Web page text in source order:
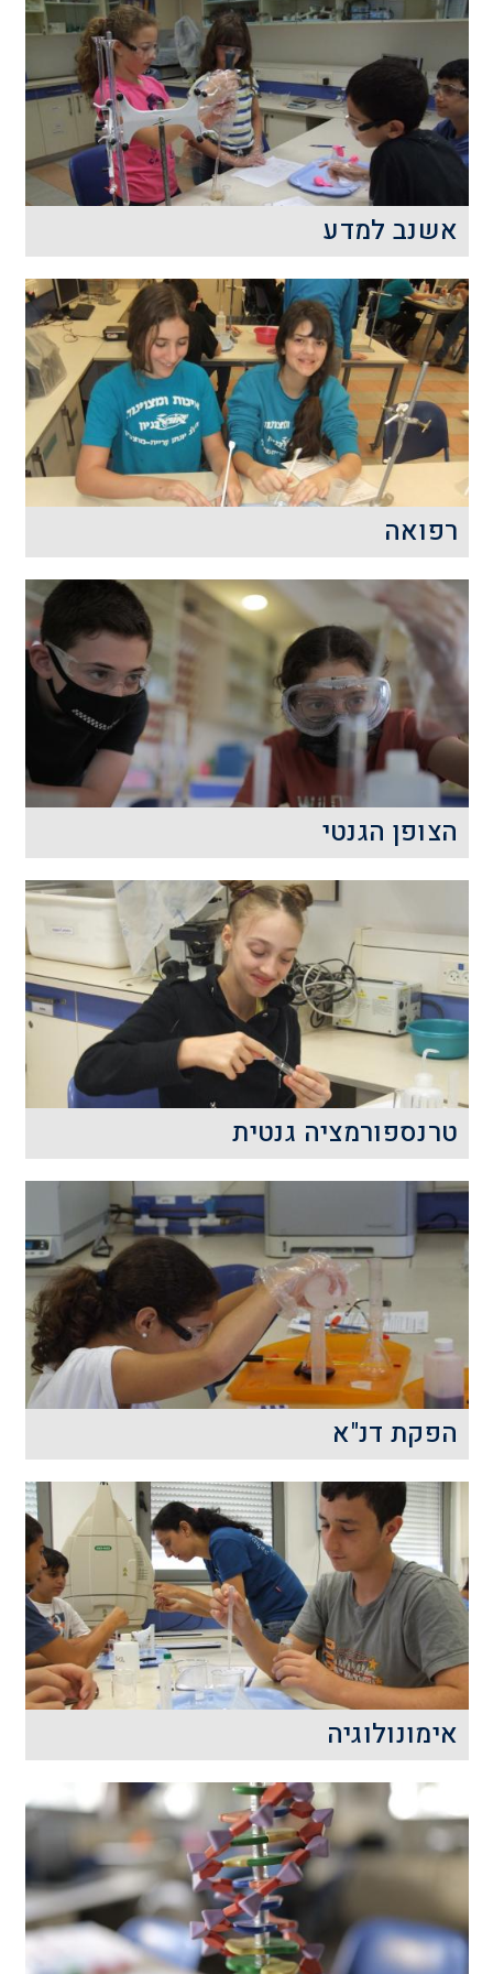
החיים, וגם לנו, בני האדם.
קרא עוד
חשיפה לתחומי המדעים בגילאים צעירים
מהווה כר נרחב ומבוסס לרכישת ידע מעמיק
ונרחב בתחומים אלו ולהבנת העולם
הטכנולוגי והמדעי בו אנו חיים.
קרא עוד
אשנב למדע
עולם הרפואה של ימינו משתנה ומתחדש
ובמהלך סדנת הרפואה ננסה לצלול לתוכו
רק לרגע, כדי להבין מהו הקסם הרפואי
שאנחנו לומדים ממנו בכל יום מחדש.
קרא עוד
רפואה
איך ארבע אותיות הופכות אותנו, בני האדם,
להיות דומים ושונים כל כך משימפנזות בעת
ובעונה אחת?
קרא עוד
הצופן הגנטי
טרנספורמציה גנטית היא יצירת שינוי גנטי
בתא על-ידי החדרה של דנ"א זר לתוכו.
טכניקה זו יכולה להיעשות בחיידקים וגם
ביצורים אאוקריוטים.
קרא עוד
טרנספורמציה גנטית
הדנ"א – המולקולה הענקית המכילה את כל
המידע הגנטי שלנו ושל כל הייצורים החיים
התגלתה לפני פחות ממאה שנים.
קרא עוד
הפקת דנ"א
בכל רגע נתון אנו מוקפים בהמוני טפילים
העלולים לפלוש לגופנו.
אימונולוגיה